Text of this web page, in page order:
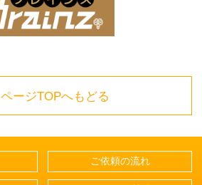
ページTOPへもどる
ご依頼の流れ